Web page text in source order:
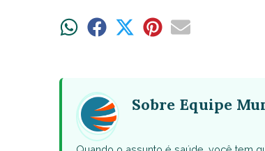
ShareShare ShareShareShare
Sobre Equipe